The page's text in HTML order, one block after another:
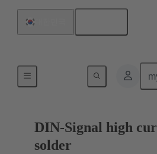
DIN-Signal high
solder